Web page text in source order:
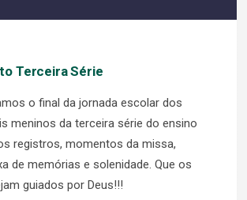
Terceira Série
o final da jornada escolar dos
meninos da terceira série do ensino
registros, momentos da missa,
de memórias e solenidade. Que os
guiados por Deus!!!